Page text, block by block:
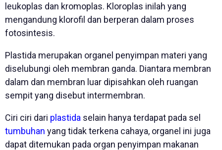
leukoplas dan kromoplas. Kloroplas inilah yang
mengandung klorofil dan berperan dalam proses
fotosintesis.
Plastida merupakan organel penyimpan materi yang
diselubungi oleh membran ganda. Diantara membran
dalam dan membran luar dipisahkan oleh ruangan
sempit yang disebut intermembran.
Ciri ciri dari plastida selain hanya terdapat pada sel
tumbuhan yang tidak terkena cahaya, organel ini juga
dapat ditemukan pada organ penyimpan makanan